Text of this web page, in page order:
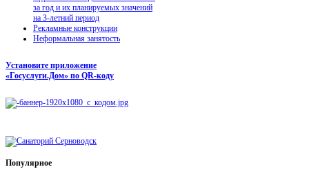
за год и их планируемых значений
на 3-летний период
Рекламные конструкции
Неформальная занятость
Установите приложение
«Госуслуги.Дом» по QR-коду
Популярное